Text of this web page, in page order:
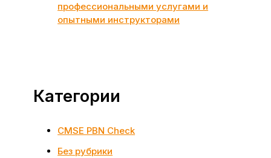
профессиональными услугами и
опытными инструкторами
Категории
CMSE PBN Check
Без рубрики